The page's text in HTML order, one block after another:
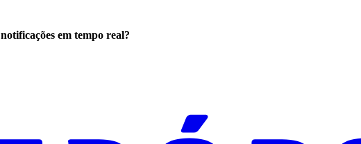
notificações em tempo real?